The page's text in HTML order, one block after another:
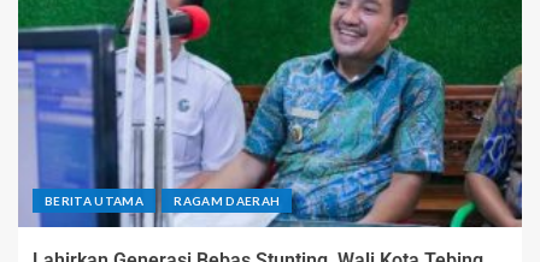
BERITA UTAMA RAGAM DAERAH